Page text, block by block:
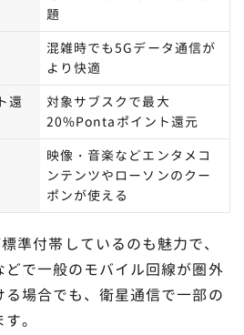
題
混雑時でも5Gデータ通信が
より快適
還
対象サブスクで最大
20%Pontaポイント還元
映像・音楽などエンタメコ
ンテンツやローソンのクー
ポンが使える
付帯しているのも魅力で、
で一般のモバイル回線が圏外
場合でも、衛星通信で一部の
。